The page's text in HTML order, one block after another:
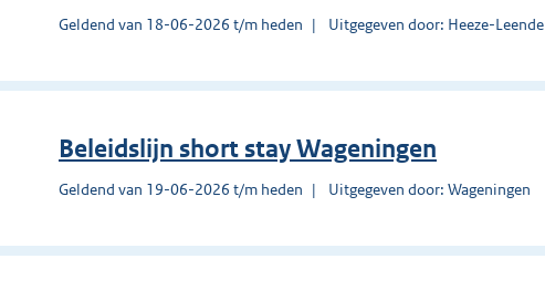
Geldend van 18-06-2026 t/m heden Uitgegeven door: Heeze-Leende
Beleidslijn short stay Wageningen
Geldend van 19-06-2026 t/m heden Uitgegeven door: Wageningen